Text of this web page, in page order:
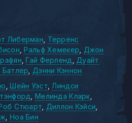
Либерман
Терренс
Ральф Хемекер
Джон
Гай Ферленд
Дуайт
Дэнни Кэннон
Шейн Уэст Линдси
Мелинда Кларк
Стюарт
Диллон Кэйси
Ноа Бин